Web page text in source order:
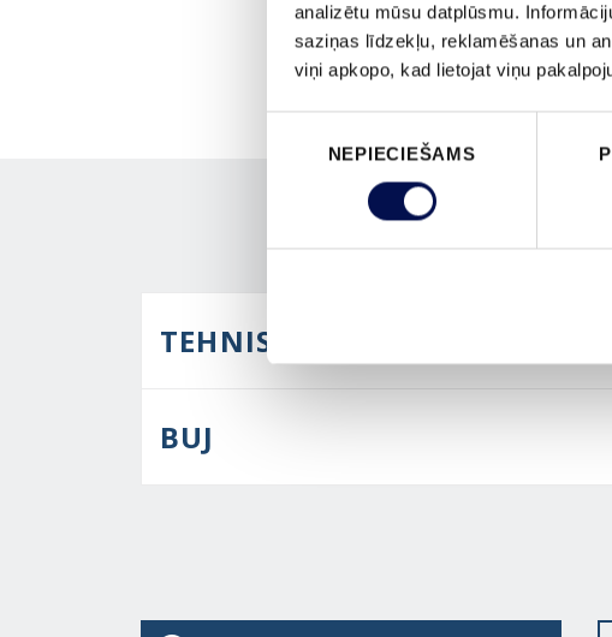
analizētu mūsu datplūsmu.
saziņas līdzekļu, reklamēšanas un
viņi apkopo, kad lietojat viņu
NEPIECIEŠAMS
TEHNISKIE PARAMETRI
BUJ